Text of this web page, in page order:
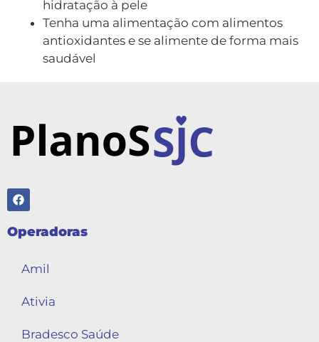
hidratação à pele
Tenha uma alimentação com alimentos
antioxidantes e se alimente de forma mais
saudável
Operadoras
Amil
Ativia
Bradesco Saúde